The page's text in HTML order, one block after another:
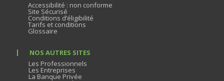
Accessibilité : non conforme
Site Sécurisé
Conditions d’éligibilité
Tarifs et conditions
Glossaire
NOS AUTRES SITES
Les Professionnels
Les Entreprises
La Banque Privée